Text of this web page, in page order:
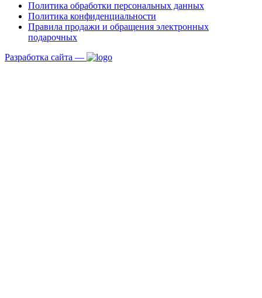
Политика обработки персональных данных
Политика конфиденциальности
Правила продажи и обращения электронных
подарочных
Разработка сайта —